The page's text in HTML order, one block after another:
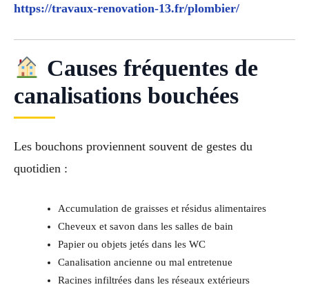
https://travaux-renovation-13.fr/plombier/
Causes fréquentes de
canalisations bouchées
Les bouchons proviennent souvent de gestes du
quotidien :
Accumulation de graisses et résidus alimentaires
Cheveux et savon dans les salles de bain
Papier ou objets jetés dans les WC
Canalisation ancienne ou mal entretenue
Racines infiltrées dans les réseaux extérieurs